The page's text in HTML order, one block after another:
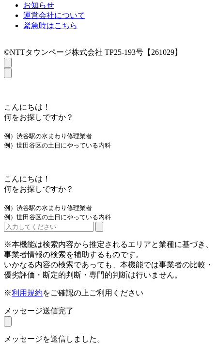
お知らせ
運営会社について
緊急時はこちら
©NTTタウンページ株式会社 TP25-193号【261029】
こんにちは！
何をお探しですか？
例）渋谷駅の水まわり修理業者
例）世田谷区の土日にやっている内科
こんにちは！
何をお探しですか？
例）渋谷駅の水まわり修理業者
例）世田谷区の土日にやっている内科
※本機能は検索内容から推定されるエリアと業種に基づき、
事業者情報の検索を補助するものです。
いかなる内容の検索であっても、本機能では事業者の比較・
優劣評価・断定的判断・専門的判断は行いません。
※利用規約をご確認の上ご利用ください
メッセージ送信完了
メッセージを送信しました。